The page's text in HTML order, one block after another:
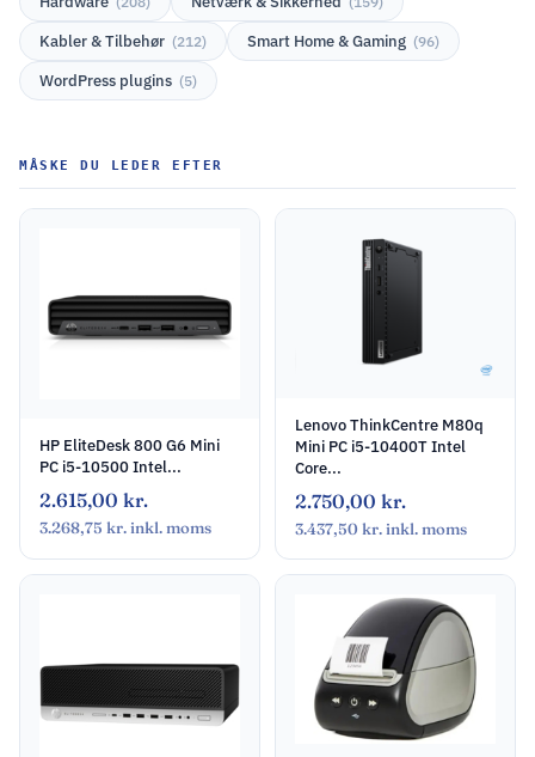
Kabler & Tilbehør (212) Smart Home & Gaming (96)
WordPress plugins (5)
MÅSKE DU LEDER EFTER
HP EliteDesk 800 G6 Mini
PC i5-10500 Intel...
2.615,00 kr.
3.268,75 kr.inkl. moms
Lenovo ThinkCentre M80q
Mini PC i5-10400T Intel
Core...
2.750,00 kr.
3.437,50 kr.inkl. moms